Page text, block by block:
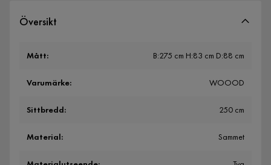
Översikt
Mått: B:275 cm H:83 cm D:88 cm
Varumärke: WOOOD
Sittbredd: 250 cm
Material: Sammet